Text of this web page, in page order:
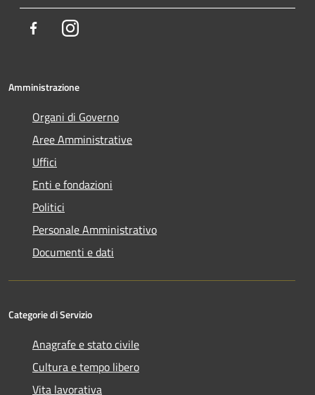
FacebookInstagram
Amministrazione
Organi di Governo
Aree Amministrative
Uffici
Enti e fondazioni
Politici
Personale Amministrativo
Documenti e dati
Categorie di Servizio
Anagrafe e stato civile
Cultura e tempo libero
Vita lavorativa